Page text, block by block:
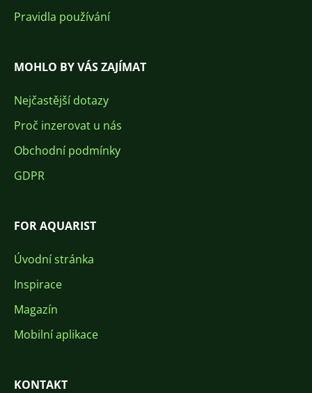
Pravidla používání
MOHLO BY VÁS ZAJÍMAT
Nejčastější dotazy
Proč inzerovat u nás
Obchodní podmínky
GDPR
FOR AQUARIST
Úvodní stránka
Inspirace
Magazín
Mobilní aplikace
KONTAKT